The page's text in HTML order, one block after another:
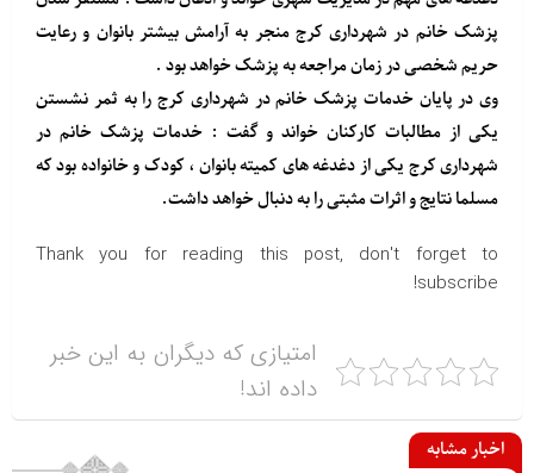
پزشک خانم در شهرداری کرج منجر به آرامش بیشتر بانوان و رعایت
حریم شخصی در زمان مراجعه به پزشک خواهد بود .
وی در پایان خدمات پزشک خانم در شهرداری کرج را به ثمر نشستن
یکی از مطالبات کارکنان خواند و گفت : خدمات پزشک خانم در
شهرداری کرج یکی از دغدغه های کمیته بانوان ، کودک و خانواده بود که
مسلما نتایج و اثرات مثبتی را به دنبال خواهد داشت‌.
Thank you for reading this post, don't forget to
subscribe!
امتیازی که دیگران به این خبر
داده اند!
اخبار مشابه